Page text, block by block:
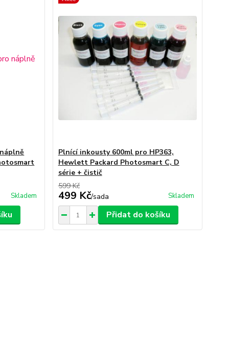
Skladem
Plnící inkousty 600ml pro HP363,
Hewlett Packard Photosmart C, D
série + čistič
599 Kč
499 Kč/sada Skladem
Přidat do košíku